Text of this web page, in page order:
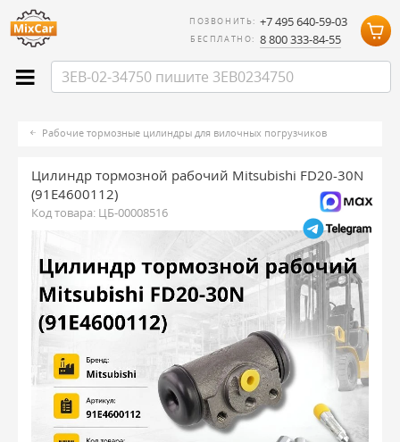
ПОЗВОНИТЬ: +7 495 640-59-03
БЕСПЛАТНО: 8 800 333-84-55
Рабочие тормозные цилиндры для вилочных погрузчиков
Цилиндр тормозной рабочий Mitsubishi FD20-30N
(91E4600112)
Код товара: ЦБ-00008516